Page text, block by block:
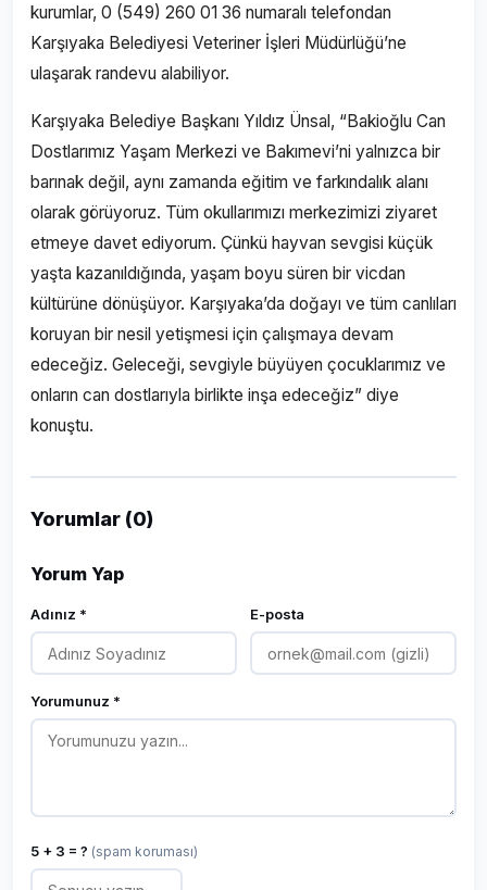
kurumlar, 0 (549) 260 01 36 numaralı telefondan
Karşıyaka Belediyesi Veteriner İşleri Müdürlüğü’ne
ulaşarak randevu alabiliyor.
Karşıyaka Belediye Başkanı Yıldız Ünsal, “Bakioğlu Can
Dostlarımız Yaşam Merkezi ve Bakımevi’ni yalnızca bir
barınak değil, aynı zamanda eğitim ve farkındalık alanı
olarak görüyoruz. Tüm okullarımızı merkezimizi ziyaret
etmeye davet ediyorum. Çünkü hayvan sevgisi küçük
yaşta kazanıldığında, yaşam boyu süren bir vicdan
kültürüne dönüşüyor. Karşıyaka’da doğayı ve tüm canlıları
koruyan bir nesil yetişmesi için çalışmaya devam
edeceğiz. Geleceği, sevgiyle büyüyen çocuklarımız ve
onların can dostlarıyla birlikte inşa edeceğiz” diye
konuştu.
Yorumlar (0)
Yorum Yap
Adınız * E-posta
Yorumunuz *
5 + 3 = ? (spam koruması)